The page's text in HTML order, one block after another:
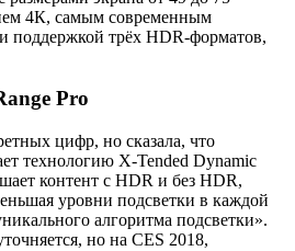
4К, самым современным
поддержкой трёх HDR-форматов,
Pro
цифр, но сказала, что
технологию X-Tended Dynamic
контент с HDR и без HDR,
уровни подсветки в каждой
алгоритма подсветки».
но на CES 2018,